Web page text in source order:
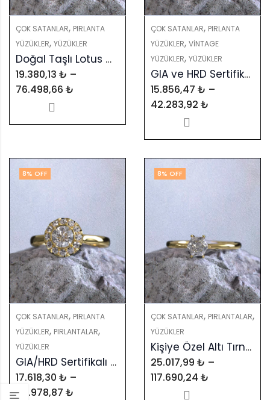
ÇOK SATANLAR, PIRLANTA
YÜZÜKLER, YÜZÜKLER
Doğal Taşlı Lotus Çiçeği Tektaş Yüzük – Kişiye Özel Tasarım
19.380,13 ₺ –
76.498,66 ₺
ÇOK SATANLAR, PIRLANTA
YÜZÜKLER, VINTAGE
YÜZÜKLER, YÜZÜKLER
GIA ve HRD Sertifikalı, Renkli Taşlı Zarif Pırlanta Yüzük
15.856,47 ₺ –
42.283,92 ₺
8% OFF
ÇOK SATANLAR, PIRLANTA
YÜZÜKLER, PIRLANTALAR,
YÜZÜKLER
GIA/HRD Sertifikalı Vintage Ocean Modeli Tektaş Yüzük
17.618,30 ₺ –
48.978,87 ₺
8% OFF
ÇOK SATANLAR, PIRLANTALAR,
YÜZÜKLER
Kişiye Özel Altı Tırnak Altıgen Tektaş Yüzük – GIA & HRD Sertifikalı
25.017,99 ₺ –
117.690,24 ₺